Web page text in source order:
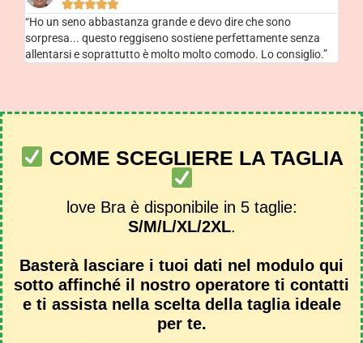

“Ho un seno abbastanza grande e devo dire che sono
sorpresa... questo reggiseno sostiene perfettamente senza
allentarsi e soprattutto è molto molto comodo. Lo consiglio.”
COME SCEGLIERE LA TAGLIA
love Bra è disponibile in 5 taglie:
S/M/L/XL/2XL.
Basterà lasciare i tuoi dati nel modulo qui
sotto affinché il nostro operatore ti contatti
e ti assista nella scelta della taglia ideale
per te.